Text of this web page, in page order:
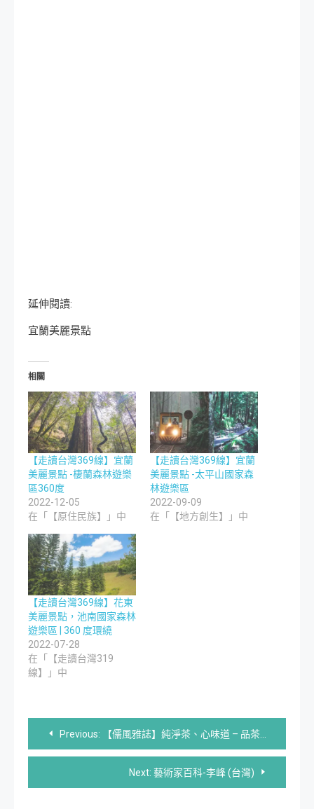
延伸閱讀:
宜蘭美麗景點
相關
【走讀台灣369線】宜蘭
美麗景點 -棲蘭森林遊樂
區360度
2022-12-05
在「【原住民族】」中
【走讀台灣369線】宜蘭
美麗景點 -太平山國家森
林遊樂區
2022-09-09
在「【地方創生】」中
【走讀台灣369線】花東
美麗景點，池南國家森林
遊樂區 | 360 度環繞
2022-07-28
在「【走讀台灣319
線】」中
文
章
導
Previous: 【儒風雅誌】純淨茶、心味道 – 品茶讓您重新找回自己 (上)
Next: 藝術家百科-李峰 (台灣)